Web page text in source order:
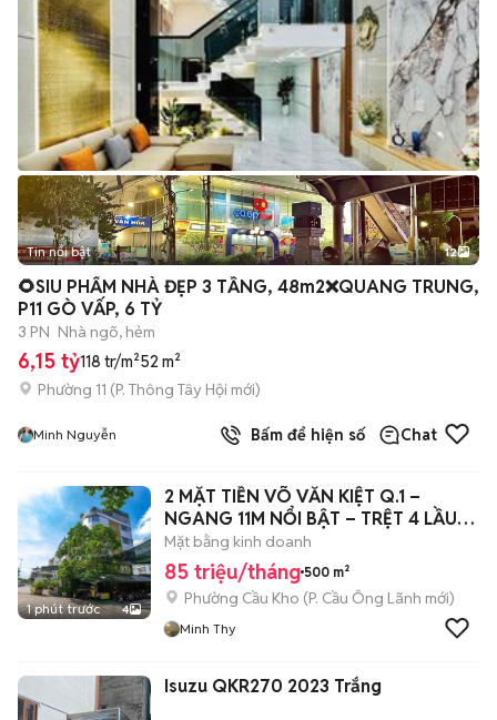
+2
Tin nổi bật 12
🌻SIU PHẨM NHÀ ĐẸP 3 TẦNG, 48m2❌QUANG TRUNG,
P11 GÒ VẤP, 6 TỶ
3 PN Nhà ngõ, hẻm
6,15 tỷ118 tr/m²52 m²
Phường 11 (P. Thông Tây Hội mới)
Minh Nguyễn Bấm để hiện số Chat
1 phút trước 4
2 MẶT TIỀN VÕ VĂN KIỆT Q.1 –
NGANG 11M NỔI BẬT – TRỆT 4 LẦU
ST 🔥
Mặt bằng kinh doanh
85 triệu/tháng 500 m²
Phường Cầu Kho (P. Cầu Ông Lãnh mới)
Minh Thy
Isuzu QKR270 2023 Trắng